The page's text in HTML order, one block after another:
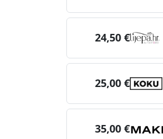
24,50 €
25,00 €
35,00 €